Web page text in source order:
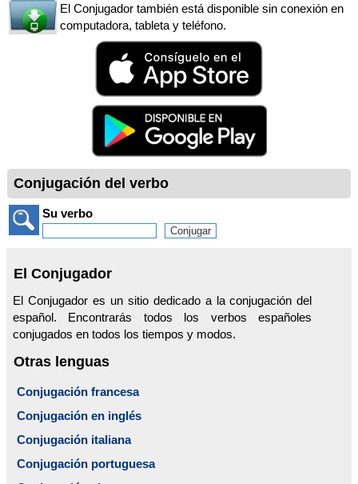
El Conjugador también está disponible sin conexión en
computadora, tableta y teléfono.
Conjugación del verbo
Su verbo
El Conjugador
El Conjugador es un sitio dedicado a la conjugación del
español. Encontrarás todos los verbos españoles
conjugados en todos los tiempos y modos.
Otras lenguas
Conjugación francesa
Conjugación en inglés
Conjugación italiana
Conjugación portuguesa